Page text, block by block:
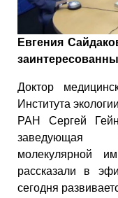
Евгения
Доктор
Института
РАН Сергей
заведующая
молекулярной
рассказали в
сегодня